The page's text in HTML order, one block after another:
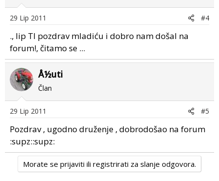
29 Lip 2011 #4
., lip TI pozdrav mladiću i dobro nam došal na
forum!, čitamo se ...
Å½uti
Član
29 Lip 2011 #5
Pozdrav , ugodno druženje , dobrodošao na forum
:supz::supz:
Morate se prijaviti ili registrirati za slanje odgovora.